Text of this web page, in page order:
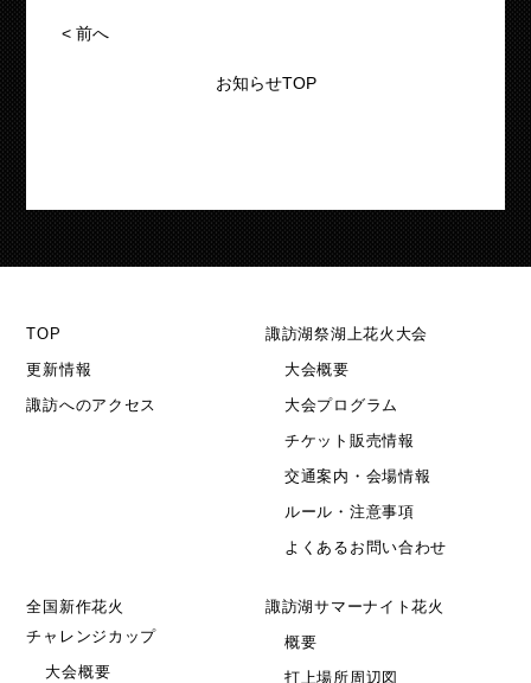
<前へ
お知らせTOP
TOP
更新情報
諏訪へのアクセス
諏訪湖祭湖上花火大会
大会概要
大会プログラム
チケット販売情報
交通案内・会場情報
ルール・注意事項
よくあるお問い合わせ
全国新作花火
チャレンジカップ
大会概要
諏訪湖サマーナイト花火
概要
打上場所周辺図